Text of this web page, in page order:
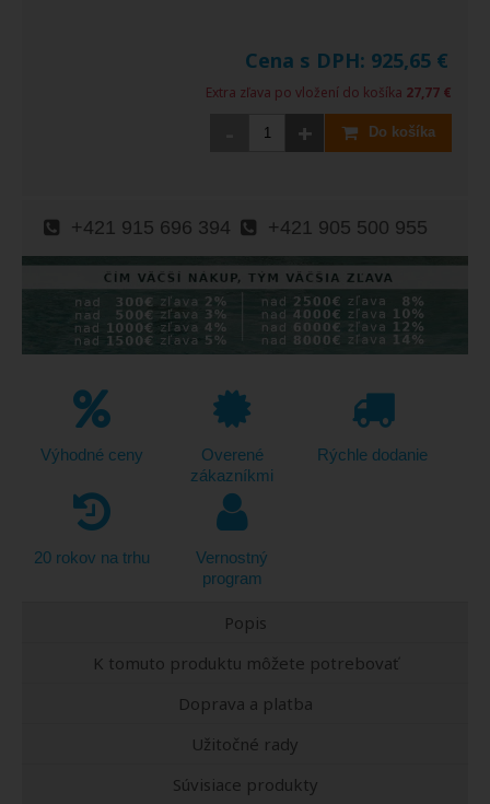
Cena s DPH: 925,65 €
Extra zľava po vložení do košíka 27,77 €
+ Do košíka
+421 915 696 394 +421 905 500 955
Výhodné ceny
Overené
zákazníkmi
Rýchle dodanie
20 rokov na trhu
Vernostný
program
Popis
K tomuto produktu môžete potrebovať
Doprava a platba
Užitočné rady
Súvisiace produkty